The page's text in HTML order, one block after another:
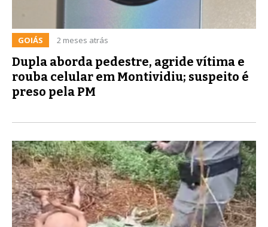
GOIÁS 2 meses atrás
Dupla aborda pedestre, agride vítima e
rouba celular em Montividiu; suspeito é
preso pela PM